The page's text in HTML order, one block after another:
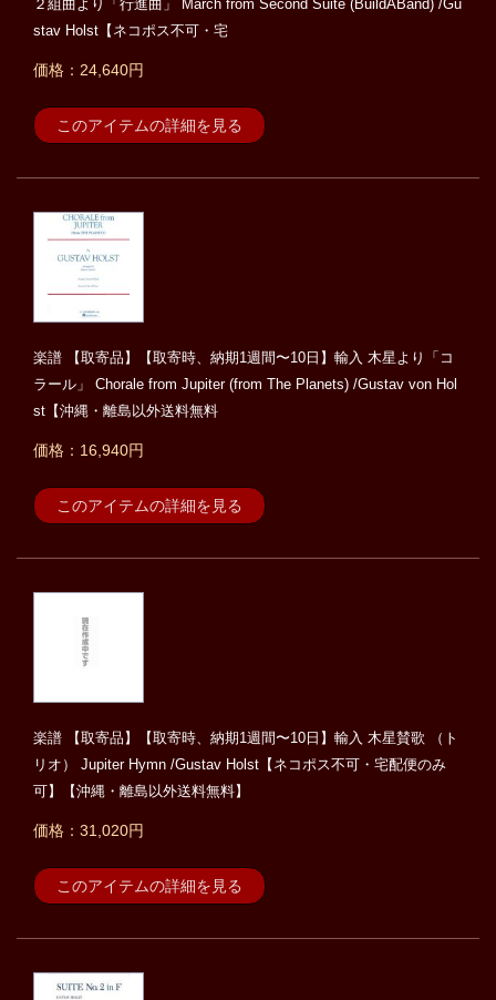
２組曲より「行進曲」 March from Second Suite (BuildABand) /Gu
stav Holst【ネコポス不可・宅
価格：24,640円
このアイテムの詳細を見る
楽譜 【取寄品】【取寄時、納期1週間〜10日】輸入 木星より「コ
ラール」 Chorale from Jupiter (from The Planets) /Gustav von Hol
st【沖縄・離島以外送料無料
価格：16,940円
このアイテムの詳細を見る
楽譜 【取寄品】【取寄時、納期1週間〜10日】輸入 木星賛歌 （ト
リオ） Jupiter Hymn /Gustav Holst【ネコポス不可・宅配便のみ
可】【沖縄・離島以外送料無料】
価格：31,020円
このアイテムの詳細を見る